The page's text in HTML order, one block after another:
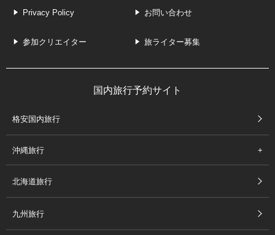
Privacy Policy お問い合わせ
参加クリエイター 旅ライター募集
国内旅行予約サイト
格安国内旅行
沖縄旅行
北海道旅行
九州旅行